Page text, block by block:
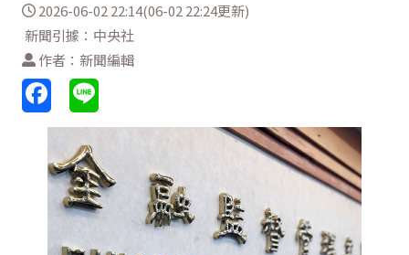
2026-06-02 22:14(06-02 22:24更新)
新聞引據：中央社
作者：新聞編輯